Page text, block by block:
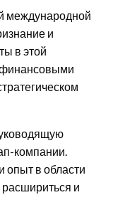
международной
и
в этой
компании.
опыт в области
и